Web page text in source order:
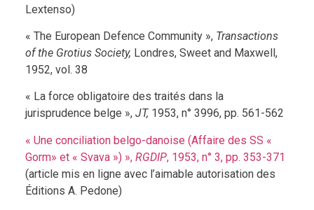
Lextenso)
« The European Defence Community », Transactions
of the Grotius Society, Londres, Sweet and Maxwell,
1952, vol. 38
« La force obligatoire des traités dans la
jurisprudence belge », JT, 1953, n° 3996, pp. 561-562
« Une conciliation belgo-danoise (Affaire des SS «
Gorm» et « Svava ») », RGDIP, 1953, n° 3, pp. 353-371
(article mis en ligne avec l’aimable autorisation des
Éditions A. Pedone)